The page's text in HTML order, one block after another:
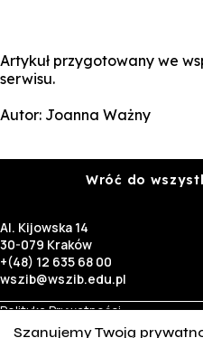
Artykuł przygotowany we
serwisu.
Autor: Joanna Ważny
Wróć do
Al. Kijowska 14
30-079 Kraków
+(48) 12 635 68 00
wszib@wszib.edu.pl
Polityka Prywatności
RODO
Szanujemy Twoją